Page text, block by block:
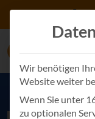
Zum Inhalt springen
Wir benötigen
Website weiter
Wenn Sie unter
zu optionalen